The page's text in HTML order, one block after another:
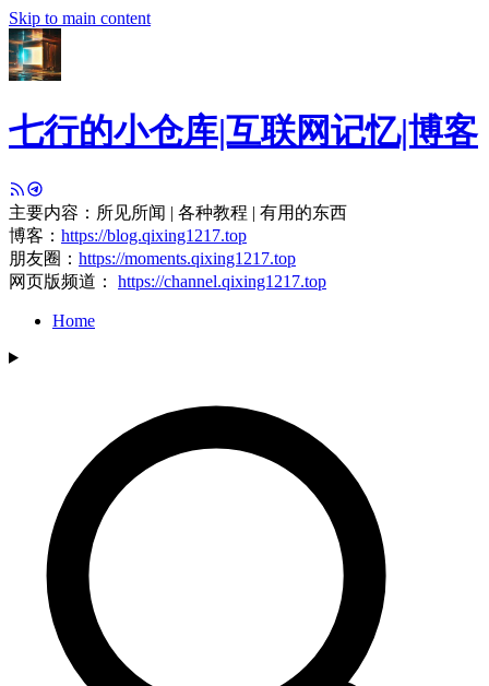
Skip to main content
七行的小仓库|互联网记忆|博客
主要内容：所见所闻 | 各种教程 | 有用的东西
博客： https://blog.qixing1217.top
朋友圈： https://moments.qixing1217.top
网页版频道： https://channel.qixing1217.top
Home